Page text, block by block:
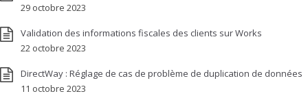
29 octobre 2023
Validation des informations fiscales des clients sur Works
22 octobre 2023
DirectWay : Réglage de cas de problème de duplication de données
11 octobre 2023